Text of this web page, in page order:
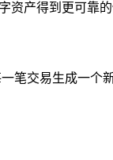
资产得到更可靠的
笔交易生成一个